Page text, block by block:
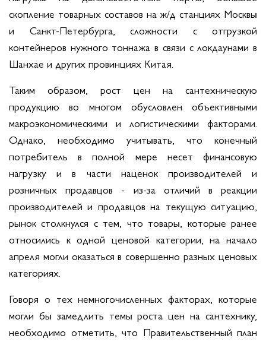
скопление товарных составов на ж/д станциях Москвы
и Санкт-Петербурга, сложности с отгрузкой
контейнеров нужного тоннажа в связи с локдаунами в
Шанхае и других провинциях Китая.
Таким образом, рост цен на сантехническую
продукцию во многом обусловлен объективными
макроэкономическими и логистическими факторами.
Однако, необходимо учитывать, что конечный
потребитель в полной мере несет финансовую
нагрузку и в части наценок производителей и
розничных продавцов - из-за отличий в реакции
производителей и продавцов на текущую ситуацию,
рынок столкнулся с тем, что товары, которые ранее
относились к одной ценовой категории, на начало
апреля могли оказаться в совершенно разных ценовых
категориях.
Говоря о тех немногочисленных факторах, которые
могли бы замедлить темы роста цен на сантехнику,
необходимо отметить, что Правительственный план